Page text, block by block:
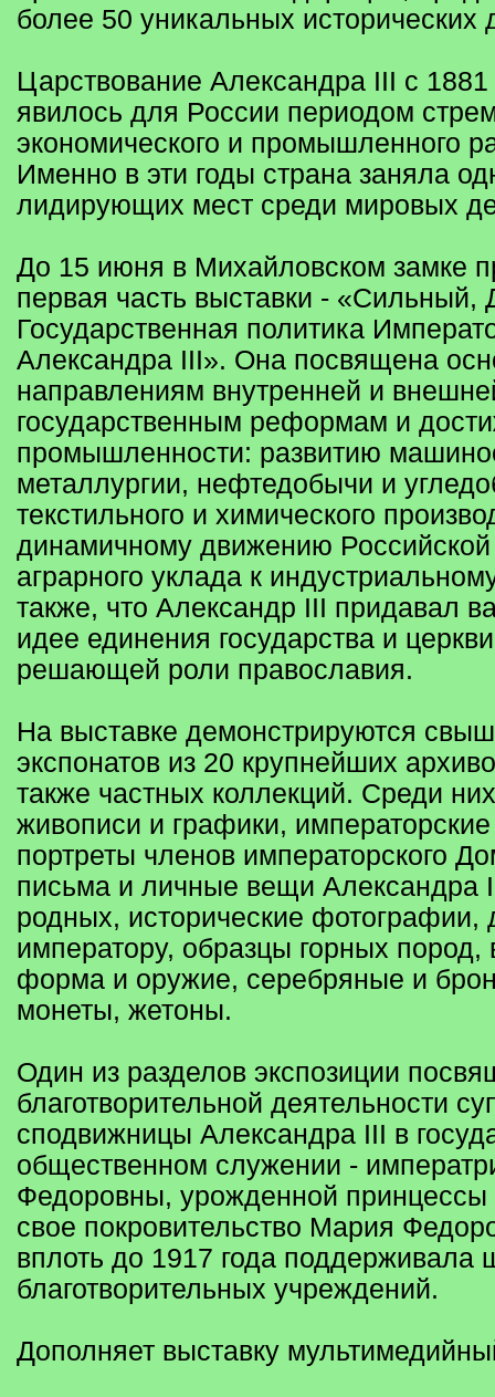
более 50 уникальных исторических
Царствование Александра III с
явилось для России периодом
экономического и промышленного
Именно в эти годы страна заняла
лидирующих мест среди мировых
До 15 июня в Михайловском замке
первая часть выставки -
Государственная политика
Александра III». Она посвящена
направлениям внутренней и
государственным реформам и
промышленности: развитию
металлургии, нефтедобычи и
текстильного и химического
динамичному движению
аграрного уклада к
также, что Александр III придавал
идее единения государства и
решающей роли православия.
На выставке демонстрируются
экспонатов из 20 крупнейших
также частных коллекций. Среди
живописи и графики,
портреты членов императорского
письма и личные вещи Александра
родных, исторические фотографии,
императору, образцы горных пород,
форма и оружие, серебряные и
монеты, жетоны.
Один из разделов экспозиции
благотворительной деятельности
сподвижницы Александра III в
общественном служении -
Федоровны, урожденной принцессы
свое покровительство Мария
вплоть до 1917 года поддерживала
благотворительных учреждений.
Дополняет выставку